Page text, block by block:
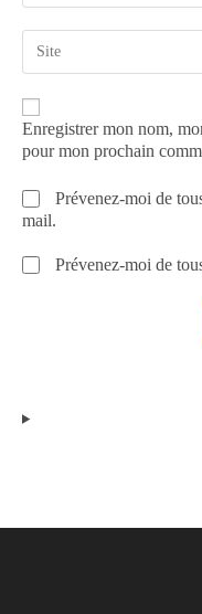
Enregistrer mon nom,
pour mon prochain
Prévenez-moi de
mail.
Prévenez-moi de